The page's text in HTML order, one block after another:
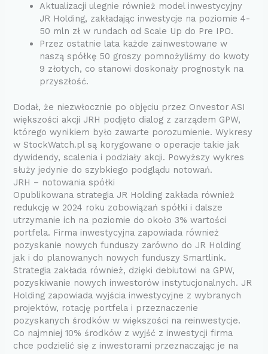
Aktualizacji ulegnie również model inwestycyjny
JR Holding, zakładając inwestycje na poziomie 4-
50 mln zł w rundach od Scale Up do Pre IPO.
Przez ostatnie lata każde zainwestowane w
naszą spółkę 50 groszy pomnożyliśmy do kwoty
9 złotych, co stanowi doskonały prognostyk na
przyszłość.
Dodał, że niezwłocznie po objęciu przez Onvestor ASI
większości akcji JRH podjęto dialog z zarządem GPW,
którego wynikiem było zawarte porozumienie. Wykresy
w StockWatch.pl są korygowane o operacje takie jak
dywidendy, scalenia i podziały akcji. Powyższy wykres
służy jedynie do szybkiego podglądu notowań.
JRH – notowania spółki
Opublikowana strategia JR Holding zakłada również
redukcję w 2024 roku zobowiązań spółki i dalsze
utrzymanie ich na poziomie do około 3% wartości
portfela. Firma inwestycyjna zapowiada również
pozyskanie nowych funduszy zarówno do JR Holding
jak i do planowanych nowych funduszy Smartlink.
Strategia zakłada również, dzięki debiutowi na GPW,
pozyskiwanie nowych inwestorów instytucjonalnych. JR
Holding zapowiada wyjścia inwestycyjne z wybranych
projektów, rotację portfela i przeznaczenie
pozyskanych środków w większości na reinwestycje.
Co najmniej 10% środków z wyjść z inwestycji firma
chce podzielić się z inwestorami przeznaczając je na